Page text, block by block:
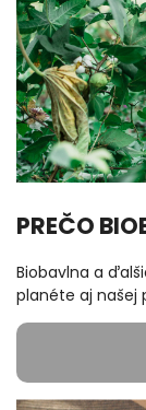
PREČO
Biobavlna a
planéte aj našej